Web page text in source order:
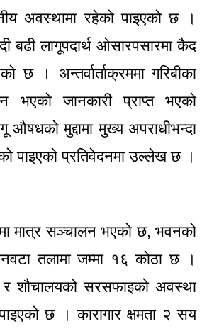
अवस्थामा रहेको पाइएको छ ।
बढी लागूपदार्थ ओसारपसारमा कैद
छ । अन्तर्वार्ताक्रममा गरिबीका
भएको जानकारी प्राप्त भएको
मुद्दामा मुख्य अपराधीभन्दा
पाइएको प्रतिवेदनमा उल्लेख छ ।
मात्र सञ्चालन भएको छ, भवनको
तलामा जम्मा १६ कोठा छ ।
शौचालयको सरसफाइको अवस्था
छ । कारागार क्षमता २ सय